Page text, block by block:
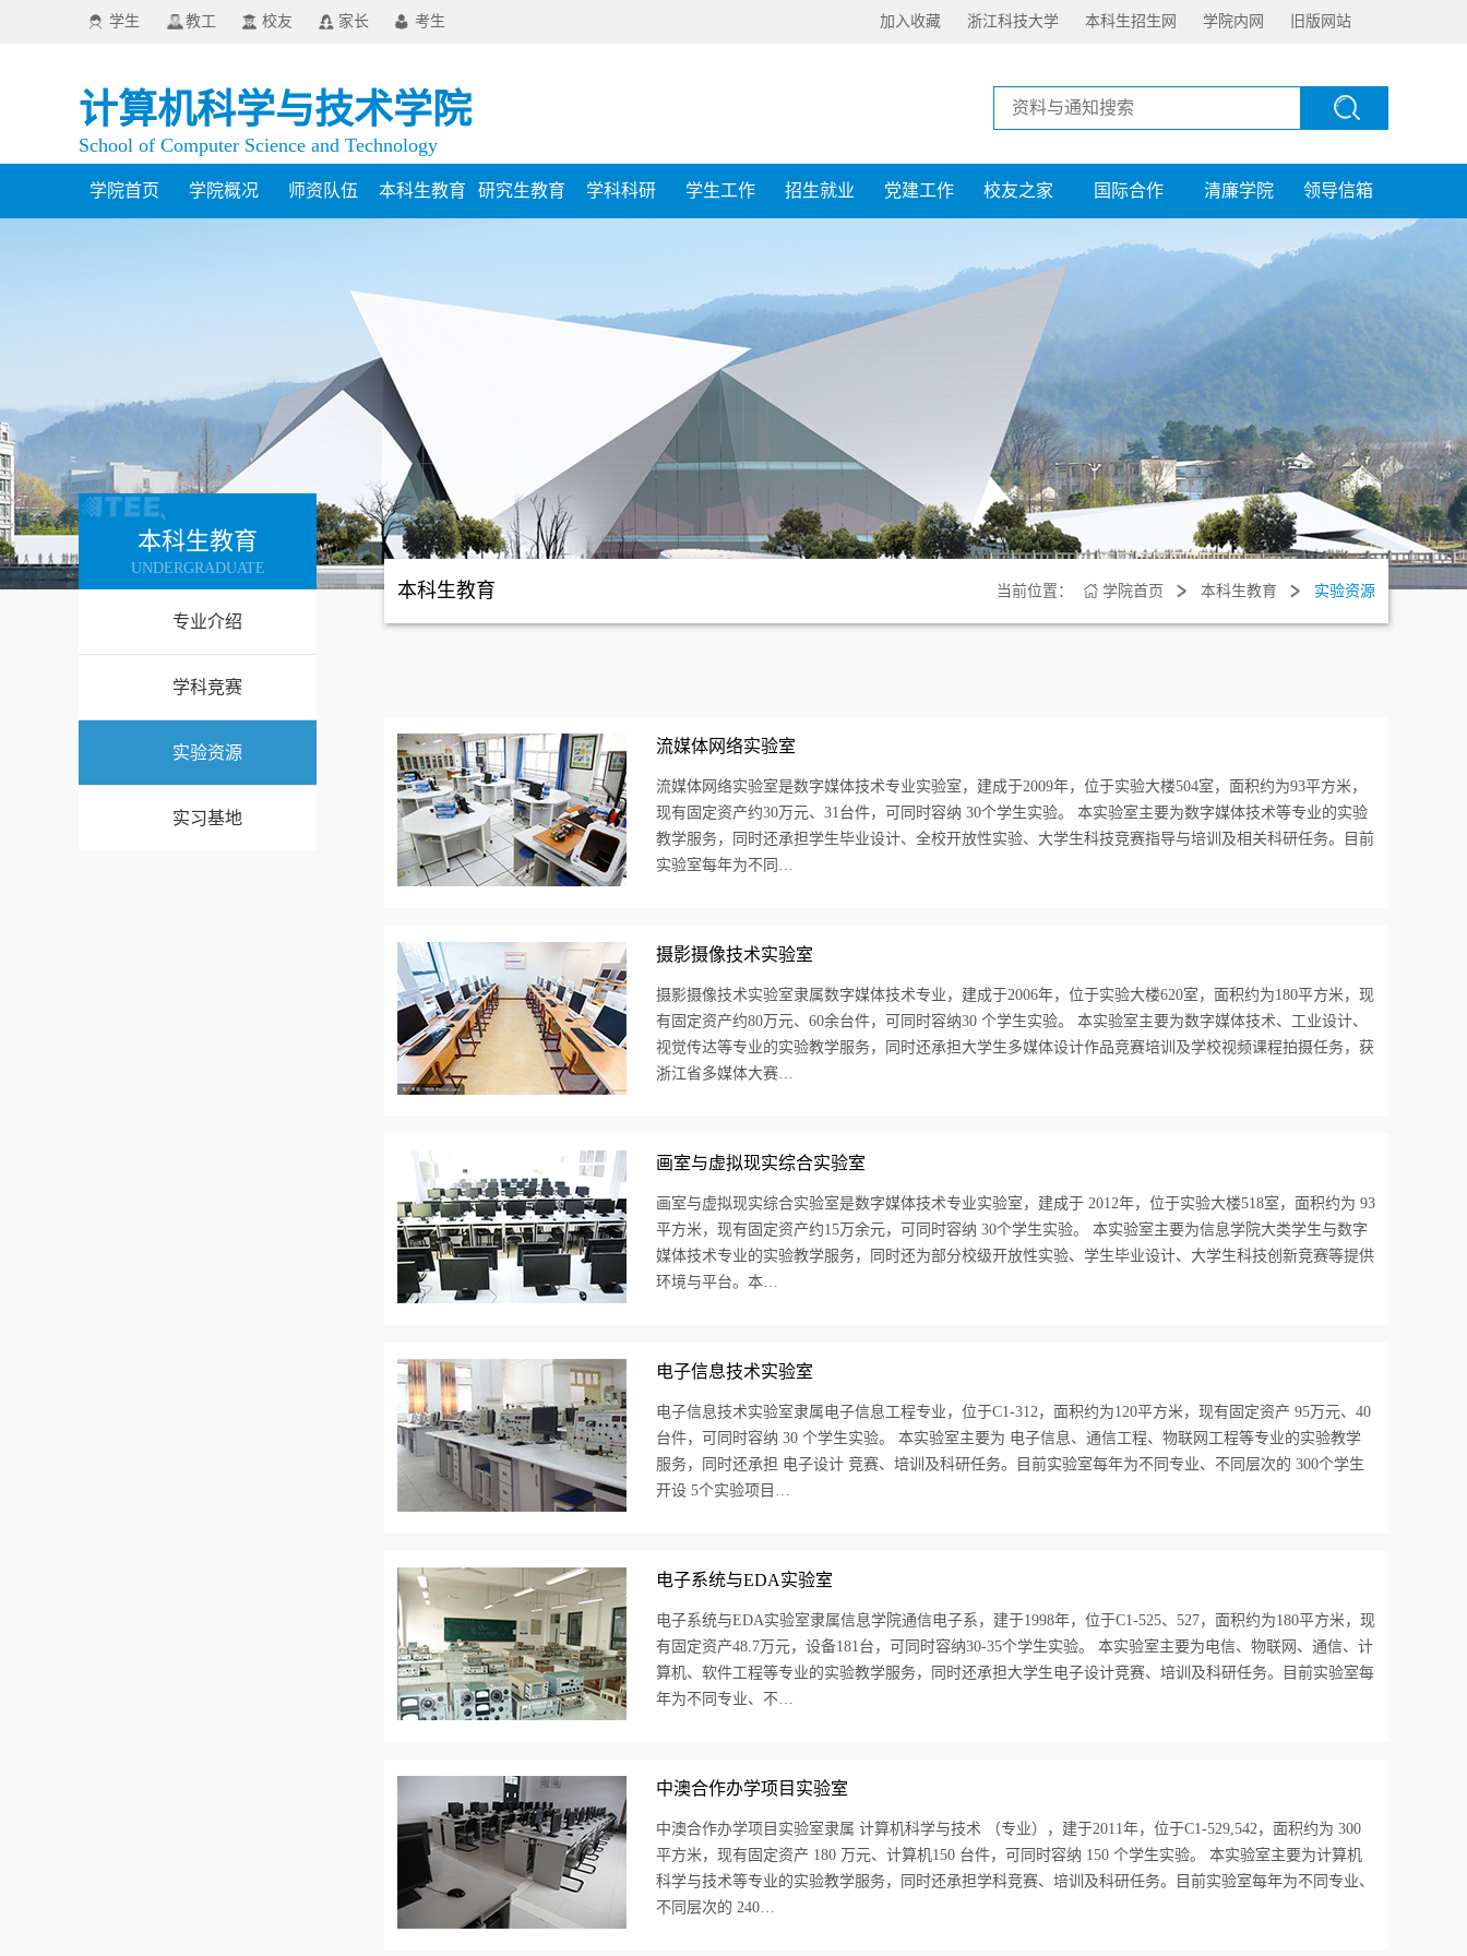
学生 教工 校友 家长 考生 加入收藏 浙江科技大学 本科生招生网 学院内网 旧版网站
计算机科学与技术学院
School of Computer Science and Technology
学院首页 学院概况 师资队伍 本科生教育 研究生教育 学科科研 学生工作 招生就业 党建工作 校友之家 国际合作 清廉学院 领导信箱
本科生教育
UNDERGRADUATE
专业介绍
学科竞赛
实验资源
实习基地
本科生教育 当前位置： 学院首页 本科生教育 实验资源
流媒体网络实验室
流媒体网络实验室是数字媒体技术专业实验室，建成于2009年，位于实验大楼504室，面积约为93平方米，
现有固定资产约30万元、31台件，可同时容纳 30个学生实验。 本实验室主要为数字媒体技术等专业的实验
教学服务，同时还承担学生毕业设计、全校开放性实验、大学生科技竞赛指导与培训及相关科研任务。目前
实验室每年为不同…
摄影摄像技术实验室
摄影摄像技术实验室隶属数字媒体技术专业，建成于2006年，位于实验大楼620室，面积约为180平方米，现
有固定资产约80万元、60余台件，可同时容纳30 个学生实验。 本实验室主要为数字媒体技术、工业设计、
视觉传达等专业的实验教学服务，同时还承担大学生多媒体设计作品竞赛培训及学校视频课程拍摄任务，获
浙江省多媒体大赛…
画室与虚拟现实综合实验室
画室与虚拟现实综合实验室是数字媒体技术专业实验室，建成于 2012年，位于实验大楼518室，面积约为 93
平方米，现有固定资产约15万余元，可同时容纳 30个学生实验。 本实验室主要为信息学院大类学生与数字
媒体技术专业的实验教学服务，同时还为部分校级开放性实验、学生毕业设计、大学生科技创新竞赛等提供
环境与平台。本…
电子信息技术实验室
电子信息技术实验室隶属电子信息工程专业，位于C1-312，面积约为120平方米，现有固定资产 95万元、40
台件，可同时容纳 30 个学生实验。 本实验室主要为 电子信息、通信工程、物联网工程等专业的实验教学
服务，同时还承担 电子设计 竞赛、培训及科研任务。目前实验室每年为不同专业、不同层次的 300个学生
开设 5个实验项目…
电子系统与EDA实验室
电子系统与EDA实验室隶属信息学院通信电子系，建于1998年，位于C1-525、527，面积约为180平方米，现
有固定资产48.7万元，设备181台，可同时容纳30-35个学生实验。 本实验室主要为电信、物联网、通信、计
算机、软件工程等专业的实验教学服务，同时还承担大学生电子设计竞赛、培训及科研任务。目前实验室每
年为不同专业、不…
中澳合作办学项目实验室
中澳合作办学项目实验室隶属 计算机科学与技术 （专业），建于2011年，位于C1-529,542，面积约为 300
平方米，现有固定资产 180 万元、计算机150 台件，可同时容纳 150 个学生实验。 本实验室主要为计算机
科学与技术等专业的实验教学服务，同时还承担学科竞赛、培训及科研任务。目前实验室每年为不同专业、
不同层次的 240…